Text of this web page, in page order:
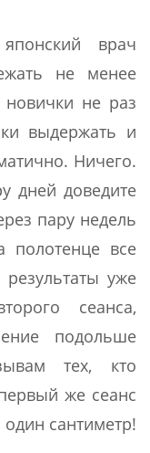
врач
не менее
не раз
выдержать и
Ничего.
дней доведите
пару недель
полотенце все
уже
сеанса,
подольше
тех, кто
же сеанс
сантиметр!